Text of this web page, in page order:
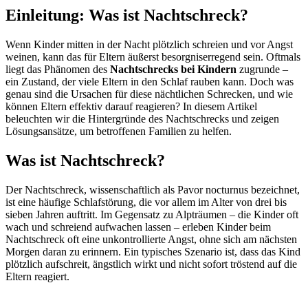
Einleitung: Was ist Nachtschreck?
Wenn Kinder mitten in der Nacht plötzlich schreien und vor Angst
weinen, kann das für Eltern äußerst besorgniserregend sein. Oftmals
liegt das Phänomen des Nachtschrecks bei Kindern zugrunde –
ein Zustand, der viele Eltern in den Schlaf rauben kann. Doch was
genau sind die Ursachen für diese nächtlichen Schrecken, und wie
können Eltern effektiv darauf reagieren? In diesem Artikel
beleuchten wir die Hintergründe des Nachtschrecks und zeigen
Lösungsansätze, um betroffenen Familien zu helfen.
Was ist Nachtschreck?
Der Nachtschreck, wissenschaftlich als Pavor nocturnus bezeichnet,
ist eine häufige Schlafstörung, die vor allem im Alter von drei bis
sieben Jahren auftritt. Im Gegensatz zu Alpträumen – die Kinder oft
wach und schreiend aufwachen lassen – erleben Kinder beim
Nachtschreck oft eine unkontrollierte Angst, ohne sich am nächsten
Morgen daran zu erinnern. Ein typisches Szenario ist, dass das Kind
plötzlich aufschreit, ängstlich wirkt und nicht sofort tröstend auf die
Eltern reagiert.